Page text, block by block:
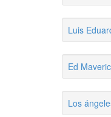
Luis
Ed
Los